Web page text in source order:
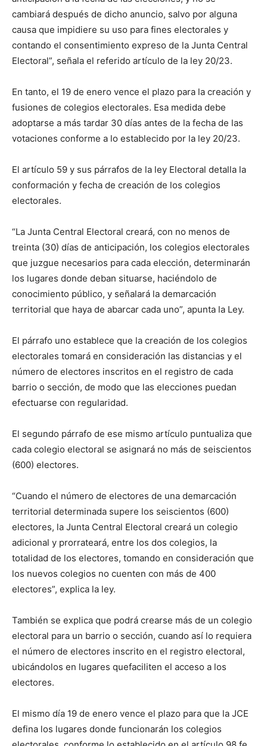
cambiará después de dicho anuncio, salvo por alguna
causa que impidiere su uso para fines electorales y
contando el consentimiento expreso de la Junta Central
Electoral”, señala el referido artículo de la ley 20/23.
En tanto, el 19 de enero vence el plazo para la creación y
fusiones de colegios electorales. Esa medida debe
adoptarse a más tardar 30 días antes de la fecha de las
votaciones conforme a lo establecido por la ley 20/23.
El artículo 59 y sus párrafos de la ley Electoral detalla la
conformación y fecha de creación de los colegios
electorales.
“La Junta Central Electoral creará, con no menos de
treinta (30) días de anticipación, los colegios electorales
que juzgue necesarios para cada elección, determinarán
los lugares donde deban situarse, haciéndolo de
conocimiento público, y señalará la demarcación
territorial que haya de abarcar cada uno”, apunta la Ley.
El párrafo uno establece que la creación de los colegios
electorales tomará en consideración las distancias y el
número de electores inscritos en el registro de cada
barrio o sección, de modo que las elecciones puedan
efectuarse con regularidad.
El segundo párrafo de ese mismo artículo puntualiza que
cada colegio electoral se asignará no más de seiscientos
(600) electores.
“Cuando el número de electores de una demarcación
territorial determinada supere los seiscientos (600)
electores, la Junta Central Electoral creará un colegio
adicional y prorrateará, entre los dos colegios, la
totalidad de los electores, tomando en consideración que
los nuevos colegios no cuenten con más de 400
electores”, explica la ley.
También se explica que podrá crearse más de un colegio
electoral para un barrio o sección, cuando así lo requiera
el número de electores inscrito en el registro electoral,
ubicándolos en lugares quefaciliten el acceso a los
electores.
El mismo día 19 de enero vence el plazo para que la JCE
defina los lugares donde funcionarán los colegios